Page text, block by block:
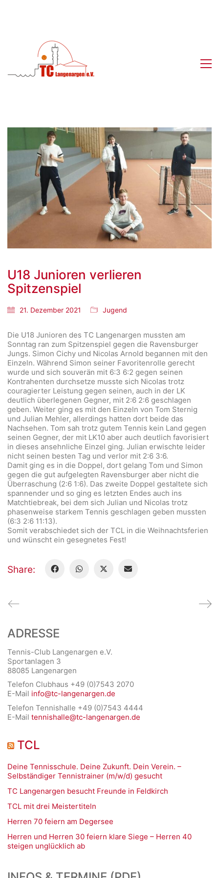
U18 Junioren verlieren
Spitzenspiel
21. Dezember 2021 Jugend
Die U18 Junioren des TC Langenargen mussten am
Sonntag ran zum Spitzenspiel gegen die Ravensburger
Jungs. Simon Cichy und Nicolas Arnold begannen mit den
Einzeln. Während Simon seiner Favoritenrolle gerecht
wurde und sich souverän mit 6:3 6:2 gegen seinen
Kontrahenten durchsetze musste sich Nicolas trotz
couragierter Leistung gegen seinen, auch in der LK
deutlich überlegenen Gegner, mit 2:6 2:6 geschlagen
geben. Weiter ging es mit den Einzeln von Tom Sternig
und Julian Mehler, allerdings hatten dort beide das
Nachsehen. Tom sah trotz gutem Tennis kein Land gegen
seinen Gegner, der mit LK10 aber auch deutlich favorisiert
in dieses ansehnliche Einzel ging. Julian erwischte leider
nicht seinen besten Tag und verlor mit 2:6 3:6.
Damit ging es in die Doppel, dort gelang Tom und Simon
gegen die gut aufgelegten Ravensburger aber nicht die
Überraschung (2:6 1:6). Das zweite Doppel gestaltete sich
spannender und so ging es letzten Endes auch ins
Matchtiebreak, bei dem sich Julian und Nicolas trotz
phasenweise starkem Tennis geschlagen geben mussten
(6:3 2:6 11:13).
Somit verabschiedet sich der TCL in die Weihnachtsferien
und wünscht ein gesegnetes Fest!
Share:
ADRESSE
Tennis-Club Langenargen e.V.
Sportanlagen 3
88085 Langenargen
Telefon Clubhaus +49 (0)7543 2070
E-Mail info@tc-langenargen.de
Telefon Tennishalle +49 (0)7543 4444
E-Mail tennishalle@tc-langenargen.de
TCL
Deine Tennisschule. Deine Zukunft. Dein Verein. –
Selbständiger Tennistrainer (m/w/d) gesucht
TC Langenargen besucht Freunde in Feldkirch
TCL mit drei Meistertiteln
Herren 70 feiern am Degersee
Herren und Herren 30 feiern klare Siege – Herren 40
steigen unglücklich ab